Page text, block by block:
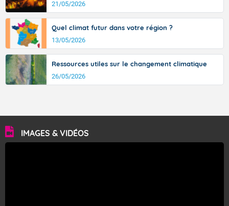
21/05/2026
Quel climat futur dans votre région ?
13/05/2026
Ressources utiles sur le changement climatique
26/05/2026
IMAGES & VIDÉOS